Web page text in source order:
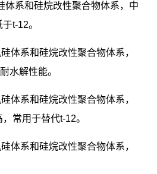
体系和硅烷改性聚合物体系，中
t-12。
体系和硅烷改性聚合物体系，
水解性能。
体系和硅烷改性聚合物体系，
常用于替代t-12。
体系和硅烷改性聚合物体系，